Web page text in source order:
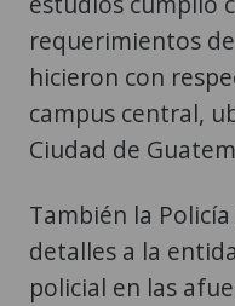
requerimientos
hicieron con
campus central,
Ciudad de
También la
detalles a la
policial en las